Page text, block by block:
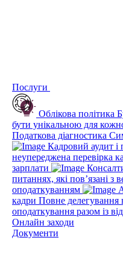
Послуги
Облікова політика
бути унікальною для
Податкова діагностика
Кадровий аудит і
неупереджена перевірка
зарплати
питаннях, які пов’язані з
оподаткуванням
кадри Повне делегування
оподаткування разом із
Онлайн заходи
Документи